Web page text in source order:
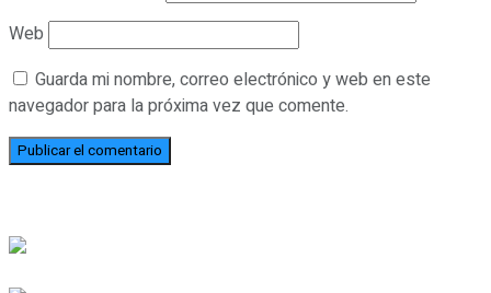
Web
Guarda mi nombre, correo electrónico y web en este
navegador para la próxima vez que comente.